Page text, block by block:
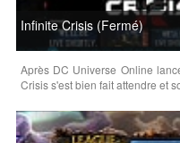
Infinite Crisis (Fermé)
Après DC Universe Online
Crisis s'est bien fait attendre et